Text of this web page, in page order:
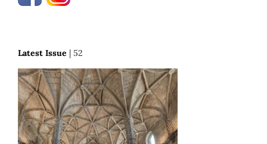
Latest Issue | 52